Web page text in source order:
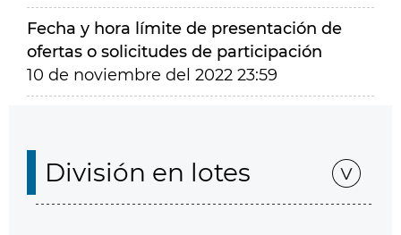
Fecha y hora límite de presentación de
ofertas o solicitudes de participación
10 de noviembre del 2022 23:59
División en lotes